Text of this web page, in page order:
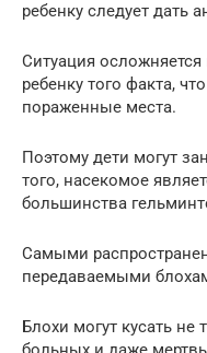
ребенку следует дать
Ситуация
ребенку того факта,
пораженные места.
Поэтому дети могут
того, насекомое
большинства
Самыми
передаваемыми
Блохи могут кусать